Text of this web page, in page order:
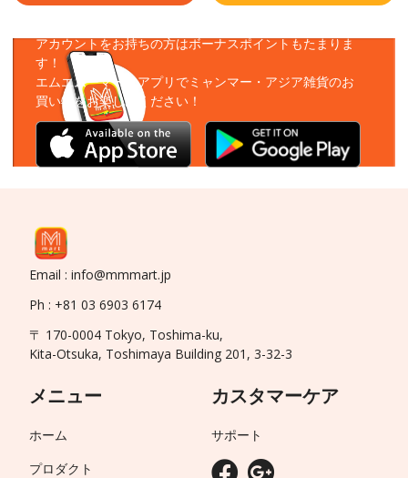
アカウントをお持ちの方はボーナスポイントもたまりま
す！
エムエムーマートアプリでミャンマー・アジア雑貨のお
買い物をお楽しみください！
Email : info@mmmart.jp
Ph : +81 03 6903 6174
〒 170-0004 Tokyo, Toshima-ku,
Kita-Otsuka, Toshimaya Building 201, 3-32-3
メニュー
ホーム
プロダクト
カスタマーケア
サポート